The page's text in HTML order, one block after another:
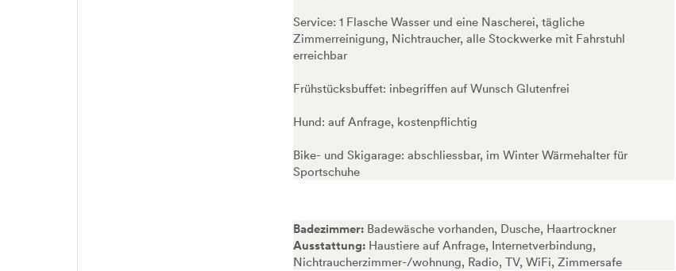
Service: 1 Flasche Wasser und eine Nascherei, tägliche
Zimmerreinigung, Nichtraucher, alle Stockwerke mit Fahrstuhl
erreichbar
Frühstücksbuffet: inbegriffen auf Wunsch Glutenfrei
Hund: auf Anfrage, kostenpflichtig
Bike- und Skigarage: abschliessbar, im Winter Wärmehalter für
Sportschuhe
Badezimmer: Badewäsche vorhanden, Dusche, Haartrockner
Ausstattung: Haustiere auf Anfrage, Internetverbindung,
Nichtraucherzimmer-/wohnung, Radio, TV, WiFi, Zimmersafe